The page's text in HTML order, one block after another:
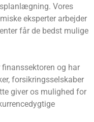
Vores
eksperter arbejder
får de bedst mulige
og har
forsikringsselskaber
giver os mulighed for